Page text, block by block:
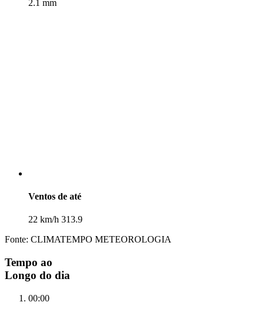
2.1 mm
Ventos de até
22 km/h 313.9
Fonte: CLIMATEMPO METEOROLOGIA
Tempo ao
Longo do dia
00:00